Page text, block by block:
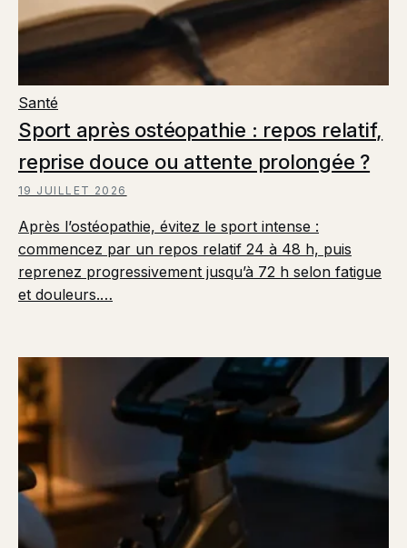
Santé
Sport après ostéopathie : repos relatif,
reprise douce ou attente prolongée ?
19 JUILLET 2026
Après l’ostéopathie, évitez le sport intense :
commencez par un repos relatif 24 à 48 h, puis
reprenez progressivement jusqu’à 72 h selon fatigue
et douleurs.…